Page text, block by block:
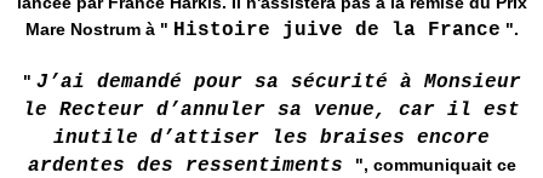
Mare Nostrum à " Histoire juive de la France ".
" J’ai demandé pour sa sécurité à Monsieur
le Recteur d’annuler sa venue, car il est
inutile d’attiser les braises encore
ardentes des ressentiments
", communiquait ce